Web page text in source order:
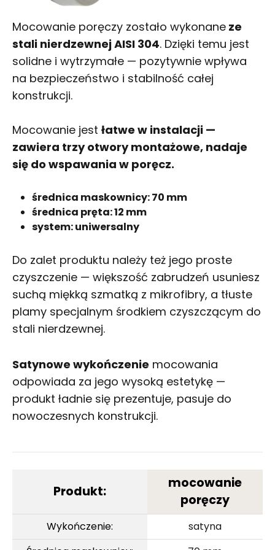
Mocowanie poręczy zostało wykonane ze
stali nierdzewnej AISI 304. Dzięki temu jest
solidne i wytrzymałe — pozytywnie wpływa
na bezpieczeństwo i stabilność całej
konstrukcji.
Mocowanie jest łatwe w instalacji —
zawiera trzy otwory montażowe, nadaje
się do wspawania w poręcz.
średnica maskownicy: 70 mm
średnica pręta: 12 mm
system: uniwersalny
Do zalet produktu należy też jego proste
czyszczenie — większość zabrudzeń usuniesz
suchą miękką szmatką z mikrofibry, a tłuste
plamy specjalnym środkiem czyszczącym do
stali nierdzewnej.
Satynowe wykończenie mocowania
odpowiada za jego wysoką estetykę —
produkt ładnie się prezentuje, pasuje do
nowoczesnych konstrukcji.
Produkt:
mocowanie
poręczy
Wykończenie:
satyna